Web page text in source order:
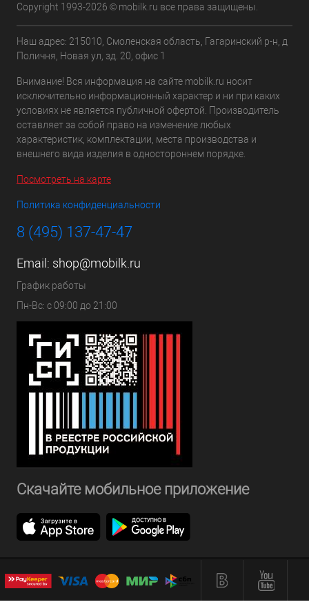
Copyright 1993-2026 © mobilk.ru все права защищены.
Наш адрес: 215010, Смоленская область, Гагаринский р-н, д
Поличня, Новая ул, зд. 20, офис 1
Внимание! Вся информация на сайте mobilk.ru носит
исключительно информационный характер и ни при каких
условиях не является публичной офертой. Производитель
оставляет за собой право на изменение любых
характеристик, комплектации, места производства и
внешнего вида изделия в одностороннем порядке.
Посмотреть на карте
Политика конфиденциальности
8 (495) 137-47-47
Email: shop@mobilk.ru
График работы
Пн-Вс: с 09:00 до 21:00
Скачайте мобильное приложение